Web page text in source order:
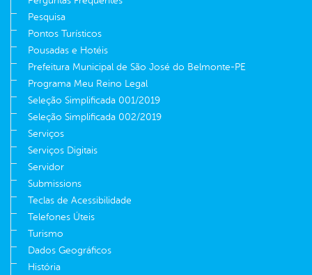
Pesquisa
Pontos Turísticos
Pousadas e Hotéis
Prefeitura Municipal de São José do Belmonte-PE
Programa Meu Reino Legal
Seleção Simplificada 001/2019
Seleção Simplificada 002/2019
Serviços
Serviços Digitais
Servidor
Submissions
Teclas de Acessibilidade
Telefones Úteis
Turismo
Dados Geográficos
História